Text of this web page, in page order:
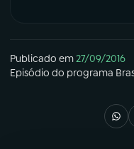
Publicado em27/09/2016
Episódio do programa